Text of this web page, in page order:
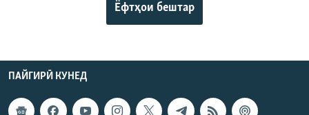
Ёфтҳои бештар
ПАЙГИРӢ КУНЕД